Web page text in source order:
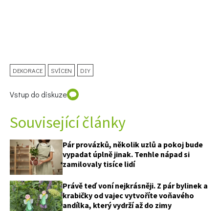
DEKORACE SVÍCEN DIY
Vstup do diskuze
Související články
Pár provázků, několik uzlů a pokoj bude
vypadat úplně jinak. Tenhle nápad si
zamilovaly tisíce lidí
Právě teď voní nejkrásněji. Z pár bylinek a
krabičky od vajec vytvoříte voňavého
andílka, který vydrží až do zimy